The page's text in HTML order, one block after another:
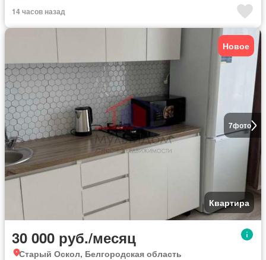
14 часов назад
7фото
Новое
Квартира
30 000 руб./месяц
Старый Оскол, Белгородская область